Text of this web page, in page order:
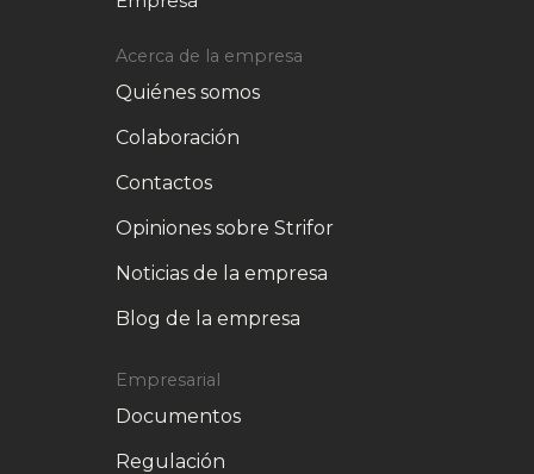
Acerca de la empresa
Quiénes somos
Colaboración
Contactos
Opiniones sobre Strifor
Noticias de la empresa
Blog de la empresa
Empresarial
Documentos
Regulación